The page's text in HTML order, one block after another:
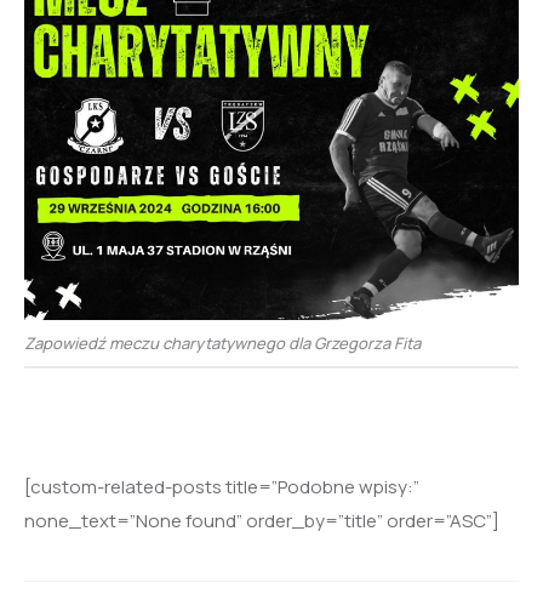
Zapowiedź meczu charytatywnego dla Grzegorza Fita
[custom-related-posts title=”Podobne wpisy:”
none_text=”None found” order_by=”title” order=”ASC”]